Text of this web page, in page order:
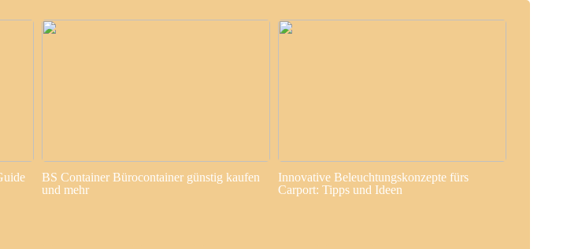
BS Container Bürocontainer günstig kaufen
und mehr
Innovative Beleuchtungskonzepte fürs
Carport: Tipps und Ideen